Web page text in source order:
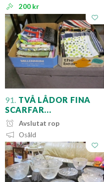
200 kr
91. TVÅ LÅDOR FINA
SCARFAR...
Avslutat rop
Osåld